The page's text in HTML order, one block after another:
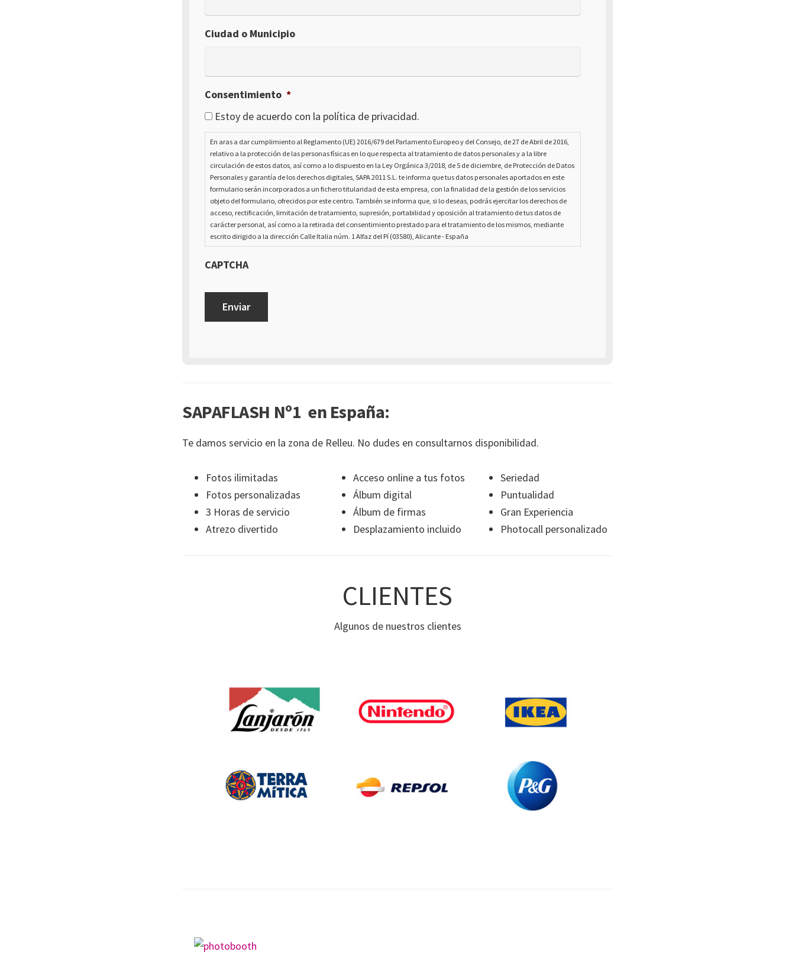
Ciudad o Municipio
Consentimiento *
Estoy de acuerdo con la política de privacidad.
En aras a dar cumplimiento al Reglamento (UE) 2016/679 del Parlamento Europeo y del Consejo, de 27 de Abril de 2016,
relativo a la protección de las personas físicas en lo que respecta al tratamiento de datos personales y a la libre
circulación de estos datos, así como a lo dispuesto en la Ley Orgánica 3/2018, de 5 de diciembre, de Protección de Datos
Personales y garantía de los derechos digitales, SAPA 2011 S.L. te informa que tus datos personales aportados en este
formulario serán incorporados a un fichero titularidad de esta empresa, con la finalidad de la gestión de los servicios
objeto del formulario, ofrecidos por este centro. También se informa que, si lo deseas, podrás ejercitar los derechos de
acceso, rectificación, limitación de tratamiento, supresión, portabilidad y oposición al tratamiento de tus datos de
carácter personal, así como a la retirada del consentimiento prestado para el tratamiento de los mismos, mediante
escrito dirigido a la dirección Calle Italia núm. 1 Alfaz del Pí (03580), Alicante - España
CAPTCHA
SAPAFLASH Nº1 en España:
Te damos servicio en la zona de Relleu. No dudes en consultarnos disponibilidad.
Fotos ilimitadas
Fotos personalizadas
3 Horas de servicio
Atrezo divertido
Acceso online a tus fotos
Álbum digital
Álbum de firmas
Desplazamiento incluido
Seriedad
Puntualidad
Gran Experiencia
Photocall personalizado
CLIENTES
Algunos de nuestros clientes